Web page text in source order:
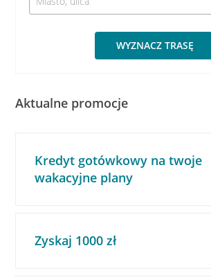
WYZNACZ TRASĘ
Aktualne promocje
Kredyt gotówkowy na twoje
wakacyjne plany
Zyskaj 1000 zł